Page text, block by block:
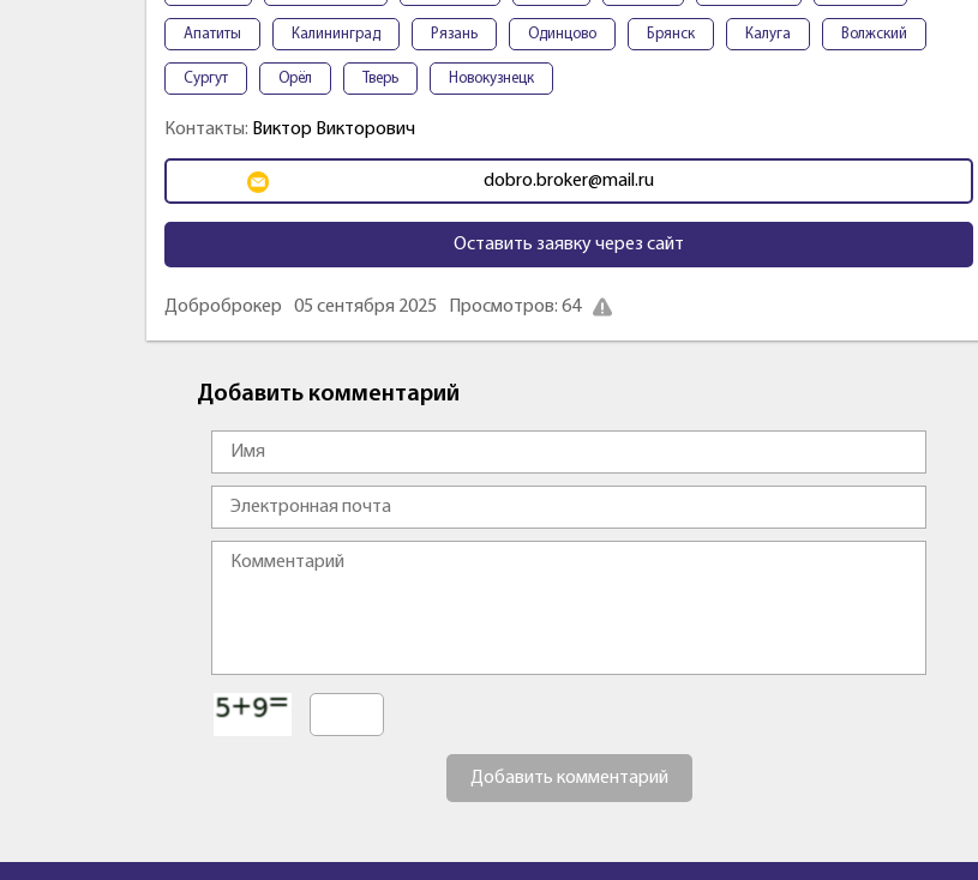
Апатиты Калининград Рязань Одинцово Брянск Калуга Волжский
Сургут Орёл Тверь Новокузнецк
Контакты: Виктор Викторович
dobro.broker@mail.ru
Оставить заявку через сайт
Доброброкер 05 сентября 2025 Просмотров: 64
Добавить комментарий
Добавить комментарий